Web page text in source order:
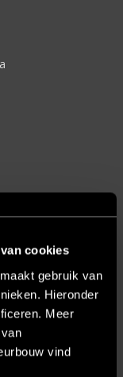
cookies
gebruik van
Hieronder
Meer
vind